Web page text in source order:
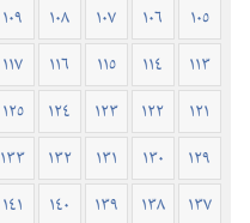
١٠٥
١٠٦ ١٠٧ ١٠٨ ١٠٩
١١٣
١١٤ ١١٥ ١١٦ ١١٧
١٢١
١٢٢ ١٢٣ ١٢٤ ١٢٥
١٢٩
١٣٠ ١٣١ ١٣٢ ١٣٣
١٣٧
١٣٨ ١٣٩ ١٤٠ ١٤١